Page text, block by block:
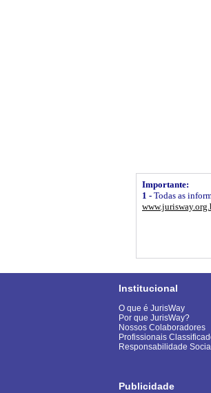
Importante:
1 - Todas as
Institucional
O que é JurisWay
Por que JurisWay?
Nossos Colaboradores
Profissionais
Responsabilidade
Publicidade